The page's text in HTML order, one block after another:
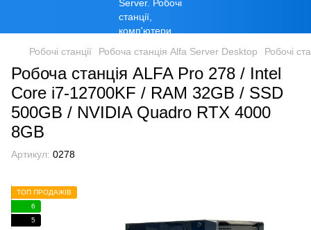
Робочі станції Робоча станція Alfa Server Desktop Робочі
Робоча станція ALFA Pro 278 / Intel
Core i7-12700KF / RAM 32GB / SSD
500GB / NVIDIA Quadro RTX 4000
8GB
Артикул: 0278
ТОП ПРОДАЖІВ
6
5